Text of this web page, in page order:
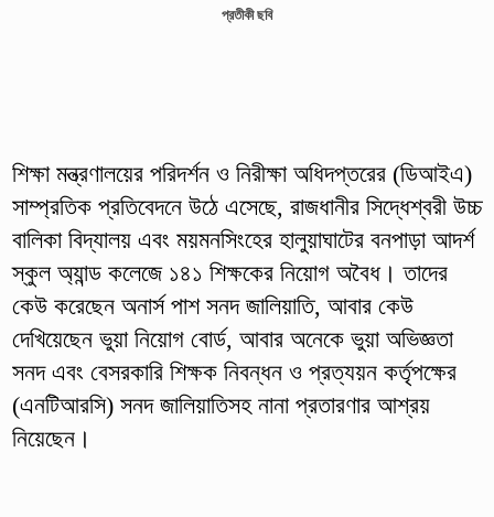
প্রতীকী ছবি
শিক্ষা মন্ত্রণালয়ের পরিদর্শন ও নিরীক্ষা অধিদপ্তরের (ডিআইএ)
সাম্প্রতিক প্রতিবেদনে উঠে এসেছে, রাজধানীর সিদ্ধেশ্বরী উচ্চ
বালিকা বিদ্যালয় এবং ময়মনসিংহের হালুয়াঘাটের বনপাড়া আদর্শ
স্কুল অ্যান্ড কলেজে ১৪১ শিক্ষকের নিয়োগ অবৈধ। তাদের
কেউ করেছেন অনার্স পাশ সনদ জালিয়াতি, আবার কেউ
দেখিয়েছেন ভুয়া নিয়োগ বোর্ড, আবার অনেকে ভুয়া অভিজ্ঞতা
সনদ এবং বেসরকারি শিক্ষক নিবন্ধন ও প্রত্যয়ন কর্তৃপক্ষের
(এনটিআরসি) সনদ জালিয়াতিসহ নানা প্রতারণার আশ্রয়
নিয়েছেন।